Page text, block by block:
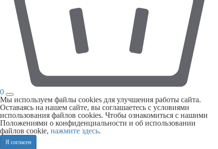
0
Мы используем файлы cookies для улучшения работы сайта.
Оставаясь на нашем сайте, вы соглашаетесь с условиями
использования файлов cookies. Чтобы ознакомиться с нашими
Положениями о конфиденциальности и об использовании
файлов cookie, нажмите здесь.
Я согласен